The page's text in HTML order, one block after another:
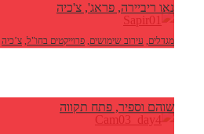
נאו ריביירה, פראג', צ'כיה
מגדלים, עירוב שימושים, פרוייקטים בחו"ל, צ’כיה
שוהם וספיר, פתח תקווה